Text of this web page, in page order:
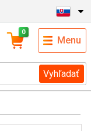
Vyhľadať
0
Menu